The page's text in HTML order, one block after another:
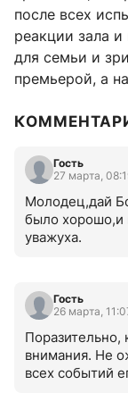
после всех
реакции зала
для семьи и
премьерой, а
Гость
27 марта,
Молодец,дай
было хорошо,и
уважуха.
Гость
26 марта,
Поразительно,
внимания. Не
всех событий